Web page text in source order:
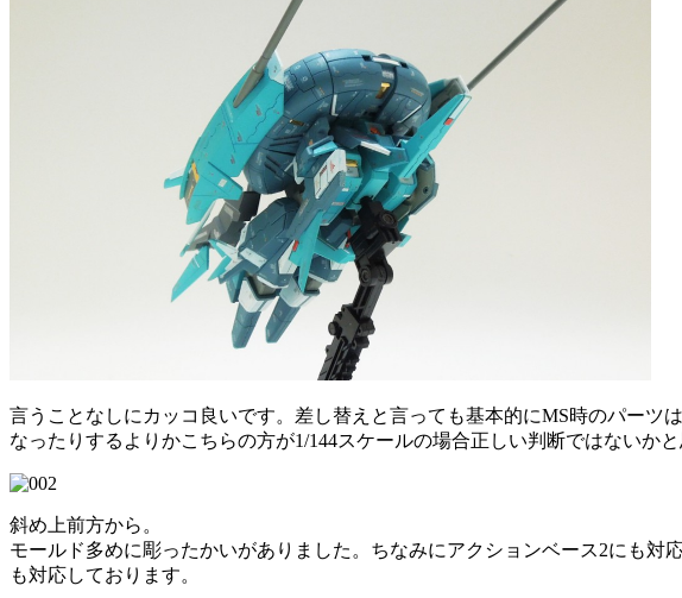
言うことなしにカッコ良いです。差し替えと言っても基本的にMS時のパー
なったりするよりかこちらの方が1/144スケールの場合正しい判断ではないかと
斜め上前方から。
モールド多めに彫ったかいがありました。ちなみにアクションベース2にも
も対応しております。